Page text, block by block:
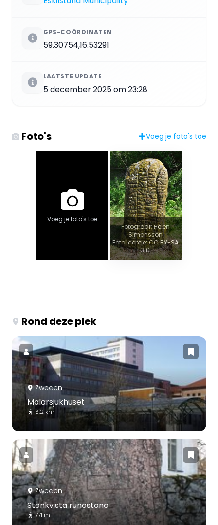
GPS-COÖRDINATEN
59.30754,16.53291
LAATSTE UPDATE
5 december 2025 om 23:28
Foto's Voeg je foto's toe
Voeg je foto's toe
Fotograaf: Helen
Simonsson
Fotolicentie: CC BY-SA
3.0
Rond deze plek
Zweden
Mälarsjukhuset
6.2 km
Zweden
Stenkvista runestone
771 m